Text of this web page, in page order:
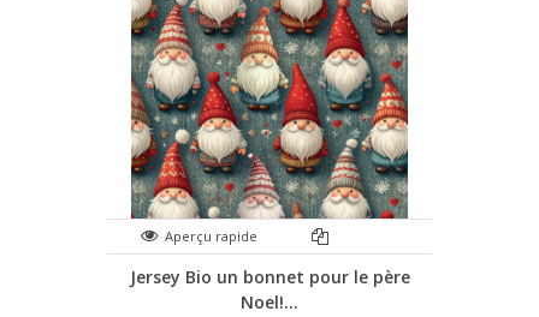
Aperçu rapide
Jersey Bio un bonnet pour le père
Noel!...